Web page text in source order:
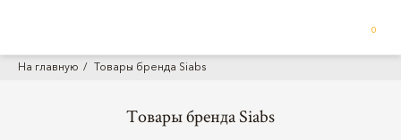
0
На главную Товары бренда Siabs
Товары бренда Siabs